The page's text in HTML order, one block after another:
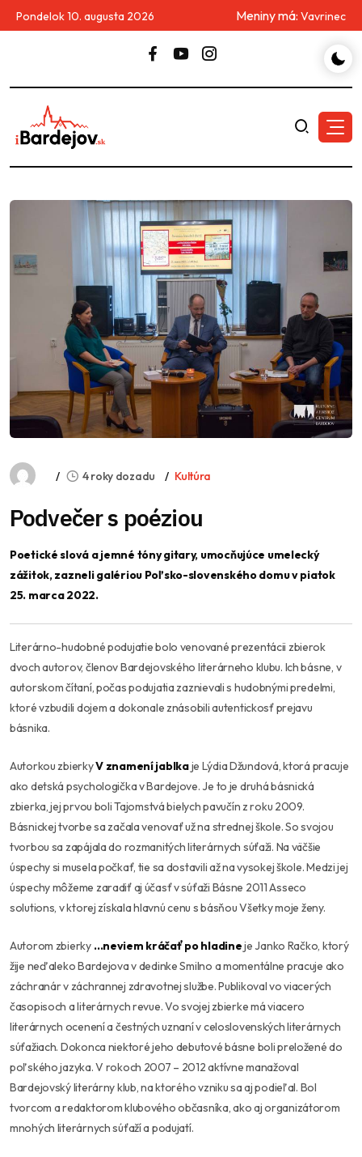
Pondelok 10. augusta 2026 Meniny má: Vavrinec
4 roky dozadu Kultúra
Podvečer s poéziou
Poetické slová a jemné tóny gitary, umocňujúce umelecký
zážitok, zazneli galériou Poľsko-slovenského domu v piatok
25. marca 2022.
Literárno-hudobné podujatie bolo venované prezentácii zbierok
dvoch autorov, členov Bardejovského literárneho klubu. Ich básne, v
autorskom čítaní, počas podujatia zaznievali s hudobnými predelmi,
ktoré vzbudili dojem a dokonale znásobili autentickosť prejavu
básnika.
Autorkou zbierkyV znamení jablkaje Lýdia Džundová, ktorá pracuje
ako detská psychologička v Bardejove. Je to je druhá básnická
zbierka, jej prvou boli Tajomstvá bielych pavučín z roku 2009.
Básnickej tvorbe sa začala venovať už na strednej škole. So svojou
tvorbou sa zapájala do rozmanitých literárnych súťaži. Na väčšie
úspechy si musela počkať, tie sa dostavili až na vysokej škole. Medzi jej
úspechy môžeme zaradiť aj účasť v súťaži Básne 2011 Asseco
solutions, v ktorej získala hlavnú cenu s básňou Všetky moje ženy.
Autorom zbierky…neviem kráčať po hladineje Janko Račko, ktorý
žije neďaleko Bardejova v dedinke Smilno a momentálne pracuje ako
záchranár v záchrannej zdravotnej službe. Publikoval vo viacerých
časopisoch a literárnych revue. Vo svojej zbierke má viacero
literárnych ocenení a čestných uznaní v celoslovenských literárnych
súťažiach. Dokonca niektoré jeho debutové básne boli preložené do
poľského jazyka. V rokoch 2007 – 2012 aktívne manažoval
Bardejovský literárny klub, na ktorého vzniku sa aj podieľal. Bol
tvorcom a redaktorom klubového občasníka, ako aj organizátorom
mnohých literárnych súťaží a podujatí.